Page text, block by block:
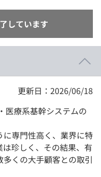
しています
更新日：2026/06/18
医療系基幹システムの
専門性高く、業界に特
珍しく、その結果、有
くの大手顧客との取引